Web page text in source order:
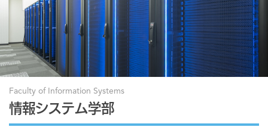
Faculty of Information Systems
情報システム学部